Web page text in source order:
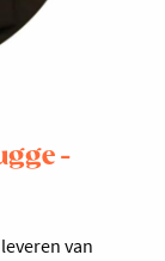
-
van